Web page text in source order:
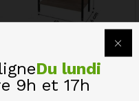
Niveaux
€
Du lundi
9h et 17h